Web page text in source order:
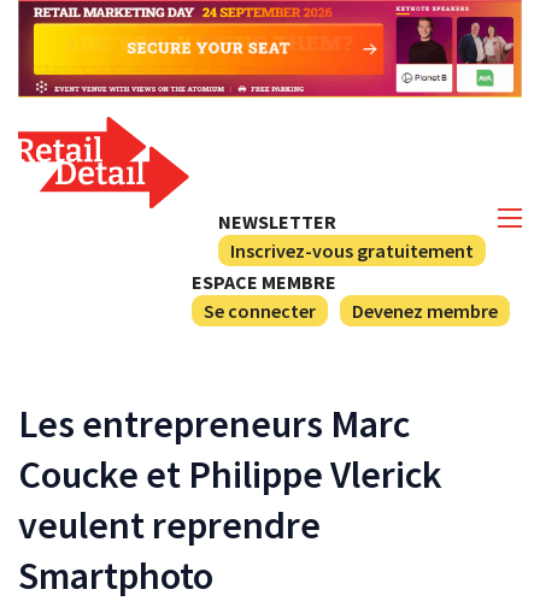
NEWSLETTER
Inscrivez-vous gratuitement
ESPACE MEMBRE
Se connecter
Devenez membre
Les entrepreneurs Marc
Coucke et Philippe Vlerick
veulent reprendre
Smartphoto